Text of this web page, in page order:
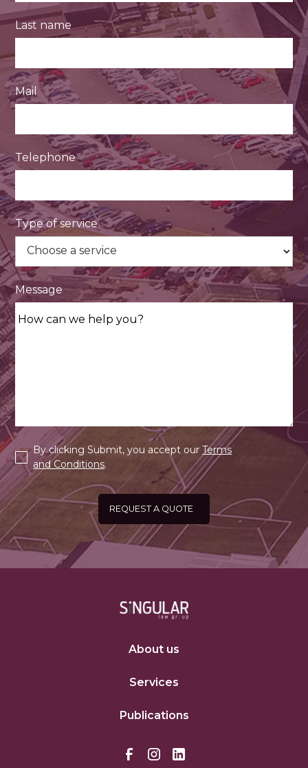
Last name
Mail
Telephone
Type of service
Message
By clicking Submit, you accept ourTerms
and Conditions.
About us
Services
Publications